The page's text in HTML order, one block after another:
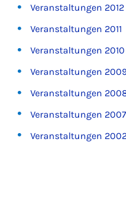
Veranstaltungen 2012
Veranstaltungen 2011
Veranstaltungen 2010
Veranstaltungen
Veranstaltungen
Veranstaltungen 2007
Veranstaltungen